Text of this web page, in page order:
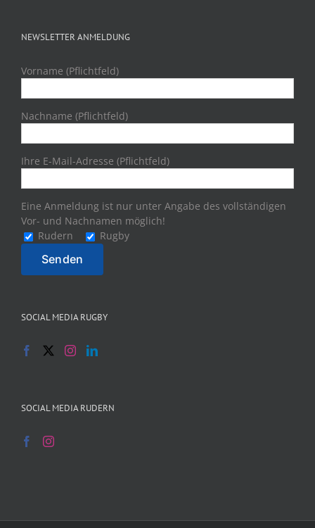
NEWSLETTER ANMELDUNG
Vorname (Pflichtfeld)
Nachname (Pflichtfeld)
Ihre E-Mail-Adresse (Pflichtfeld)
Eine Anmeldung ist nur unter Angabe des vollständigen
Vor- und Nachnamen möglich!
Rudern
Rugby
SOCIAL MEDIA RUGBY
SOCIAL MEDIA RUDERN